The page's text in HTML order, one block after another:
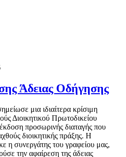
Άδειας Οδήγησης
μια ιδιαίτερα κρίσιμη
Διοικητικού Πρωτοδικείου
προσωρινής διαταγής που
διοικητικής πράξης. Η
η συνεργάτης του γραφείου μας,
την αφαίρεση της άδειας